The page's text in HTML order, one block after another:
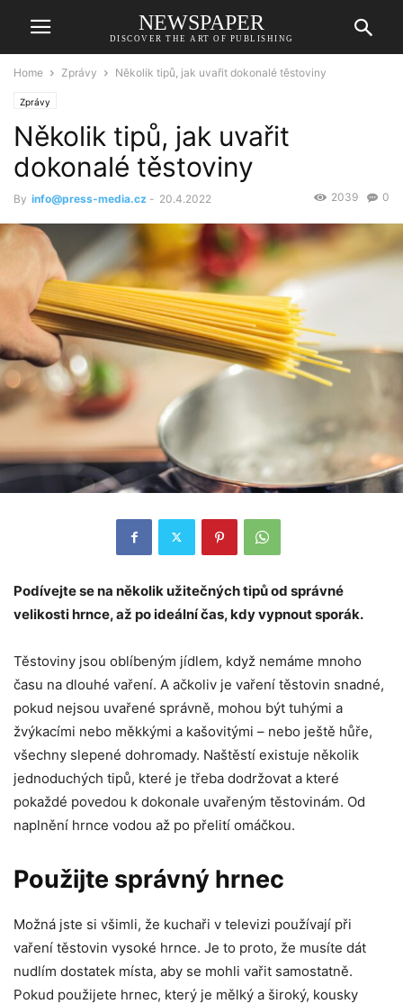
NEWSPAPER
DISCOVER THE ART OF PUBLISHING
Home Zprávy Několik tipů, jak uvařit dokonalé těstoviny
Zprávy
Několik tipů, jak uvařit
dokonalé těstoviny
By info@press-media.cz - 20.4.2022 0
2039
Podívejte se na několik užitečných tipů od správné
velikosti hrnce, až po ideální čas, kdy vypnout sporák.
Těstoviny jsou oblíbeným jídlem, když nemáme mnoho
času na dlouhé vaření. A ačkoliv je vaření těstovin snadné,
pokud nejsou uvařené správně, mohou být tuhými a
žvýkacími nebo měkkými a kašovitými – nebo ještě hůře,
všechny slepené dohromady. Naštěstí existuje několik
jednoduchých tipů, které je třeba dodržovat a které
pokaždé povedou k dokonale uvařeným těstovinám. Od
naplnění hrnce vodou až po přelití omáčkou.
Použijte správný hrnec
Možná jste si všimli, že kuchaři v televizi používají při
vaření těstovin vysoké hrnce. Je to proto, že musíte dát
nudlím dostatek místa, aby se mohli vařit samostatně.
Pokud použijete hrnec, který je mělký a široký, kousky